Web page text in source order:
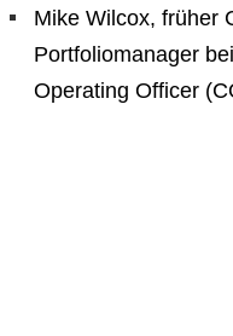
Mike Wilcox, früher
Portfoliomanager
Operating Officer